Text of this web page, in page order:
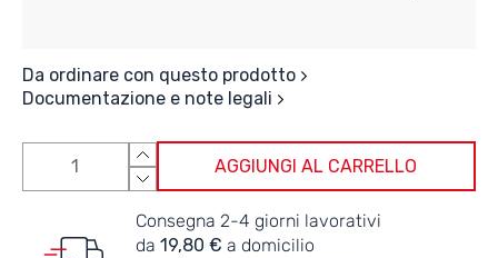
Da ordinare con questo prodotto
Documentazione e note legali
AGGIUNGI AL CARRELLO
Consegna 2-4 giorni lavorativi
da 19,80 € a domicilio